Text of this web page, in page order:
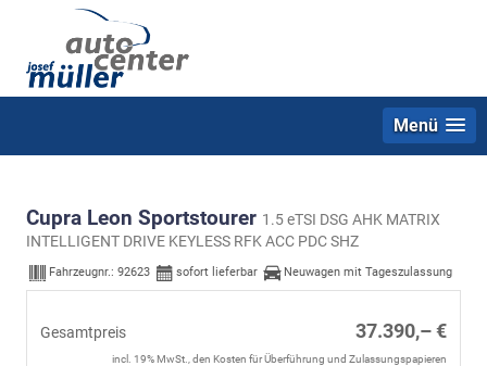
Menü
Cupra Leon Sportstourer 1.5 eTSI DSG AHK MATRIX
INTELLIGENT DRIVE KEYLESS RFK ACC PDC SHZ
Fahrzeugnr.: 92623 sofort lieferbar Neuwagen mit Tageszulassung
Gesamtpreis 37.390,– €
incl. 19% MwSt., den Kosten für Überführung und Zulassungspapieren